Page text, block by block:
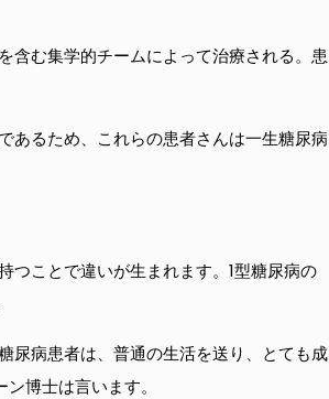
含む集学的チームによって治療される。患
あるため、これらの患者さんは一生糖尿病
つことで違いが生まれます。1型糖尿病の
尿病患者は、普通の生活を送り、とても成
博士は言います。